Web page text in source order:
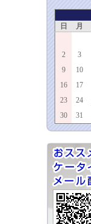
日
月
2
3
9
10
16
17
23
24
30
31